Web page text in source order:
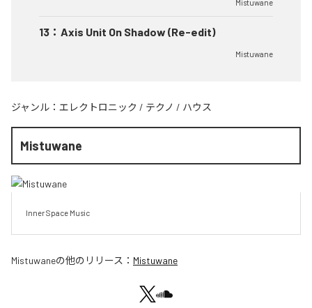
Mistuwane
13 ： Axis Unit On Shadow (Re-edit)
Mistuwane
ジャンル： エレクトロニック / テクノ / ハウス
Mistuwane
Inner Space Music
Mistuwaneの他のリリース： Mistuwane